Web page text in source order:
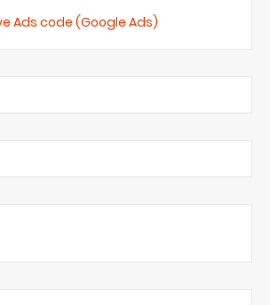
Ads code (Google Ads)